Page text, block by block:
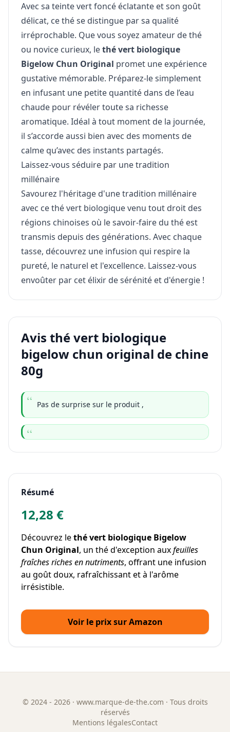
Avec sa teinte vert foncé éclatante et son goût
délicat, ce thé se distingue par sa qualité
irréprochable. Que vous soyez amateur de thé
ou novice curieux, lethé vert biologique
Bigelow Chun Original promet une expérience
gustative mémorable. Préparez-le simplement
en infusant une petite quantité dans de l’eau
chaude pour révéler toute sa richesse
aromatique. Idéal à tout moment de la journée,
il s’accorde aussi bien avec des moments de
calme qu’avec des instants partagés.
Laissez-vous séduire par une tradition
millénaire
Savourez l'héritage d'une tradition millénaire
avec ce thé vert biologique venu tout droit des
régions chinoises où le savoir-faire du thé est
transmis depuis des générations. Avec chaque
tasse, découvrez une infusion qui respire la
pureté, le naturel et l'excellence. Laissez-vous
envoûter par cet élixir de sérénité et d'énergie !
Avis thé vert biologique
bigelow chun original de chine
80g
Pas de surprise sur le produit ,
Résumé
12,28 €
Découvrez lethé vert biologique Bigelow
Chun Original, un thé d'exception auxfeuilles
fraîches riches en nutriments, offrant une infusion
au goût doux, rafraîchissant et à l'arôme
irrésistible.
Voir le prix sur Amazon
© 2024 - 2026· www.marque-de-the.com · Tous droits
réservés
Mentions légalesContact